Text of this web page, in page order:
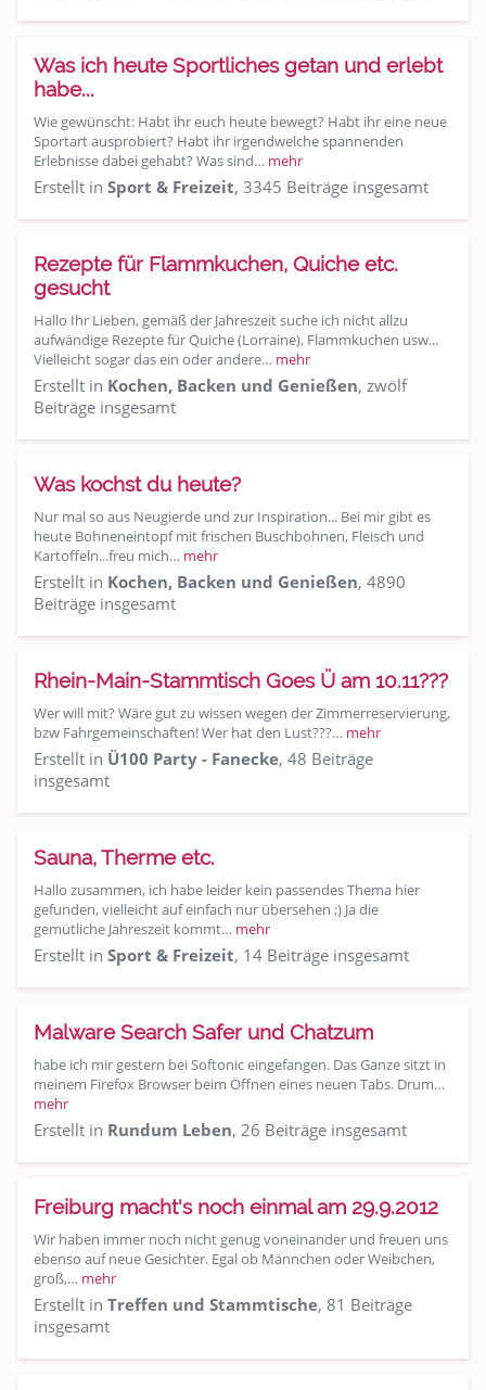
Was ich heute Sportliches getan und erlebt
habe...
Wie gewünscht: Habt ihr euch heute bewegt? Habt ihr eine neue
Sportart ausprobiert? Habt ihr irgendwelche spannenden
Erlebnisse dabei gehabt? Was sind… mehr
Erstellt in Sport & Freizeit, 3345 Beiträge insgesamt
Rezepte für Flammkuchen, Quiche etc.
gesucht
Hallo Ihr Lieben, gemäß der Jahreszeit suche ich nicht allzu
aufwändige Rezepte für Quiche (Lorraine), Flammkuchen usw...
Vielleicht sogar das ein oder andere… mehr
Erstellt in Kochen, Backen und Genießen, zwölf
Beiträge insgesamt
Was kochst du heute?
Nur mal so aus Neugierde und zur Inspiration... Bei mir gibt es
heute Bohneneintopf mit frischen Buschbohnen, Fleisch und
Kartoffeln...freu mich… mehr
Erstellt in Kochen, Backen und Genießen, 4890
Beiträge insgesamt
Rhein-Main-Stammtisch Goes Ü am 10.11???
Wer will mit? Wäre gut zu wissen wegen der Zimmerreservierung,
bzw Fahrgemeinschaften! Wer hat den Lust???… mehr
Erstellt in Ü100 Party - Fanecke, 48 Beiträge
insgesamt
Sauna, Therme etc.
Hallo zusammen, ich habe leider kein passendes Thema hier
gefunden, vielleicht auf einfach nur übersehen ;) Ja die
gemütliche Jahreszeit kommt… mehr
Erstellt in Sport & Freizeit, 14 Beiträge insgesamt
Malware Search Safer und Chatzum
habe ich mir gestern bei Softonic eingefangen. Das Ganze sitzt in
meinem Firefox Browser beim Öffnen eines neuen Tabs. Drum…
mehr
Erstellt in Rundum Leben, 26 Beiträge insgesamt
Freiburg macht's noch einmal am 29.9.2012
Wir haben immer noch nicht genug voneinander und freuen uns
ebenso auf neue Gesichter. Egal ob Männchen oder Weibchen,
groß,… mehr
Erstellt in Treffen und Stammtische, 81 Beiträge
insgesamt